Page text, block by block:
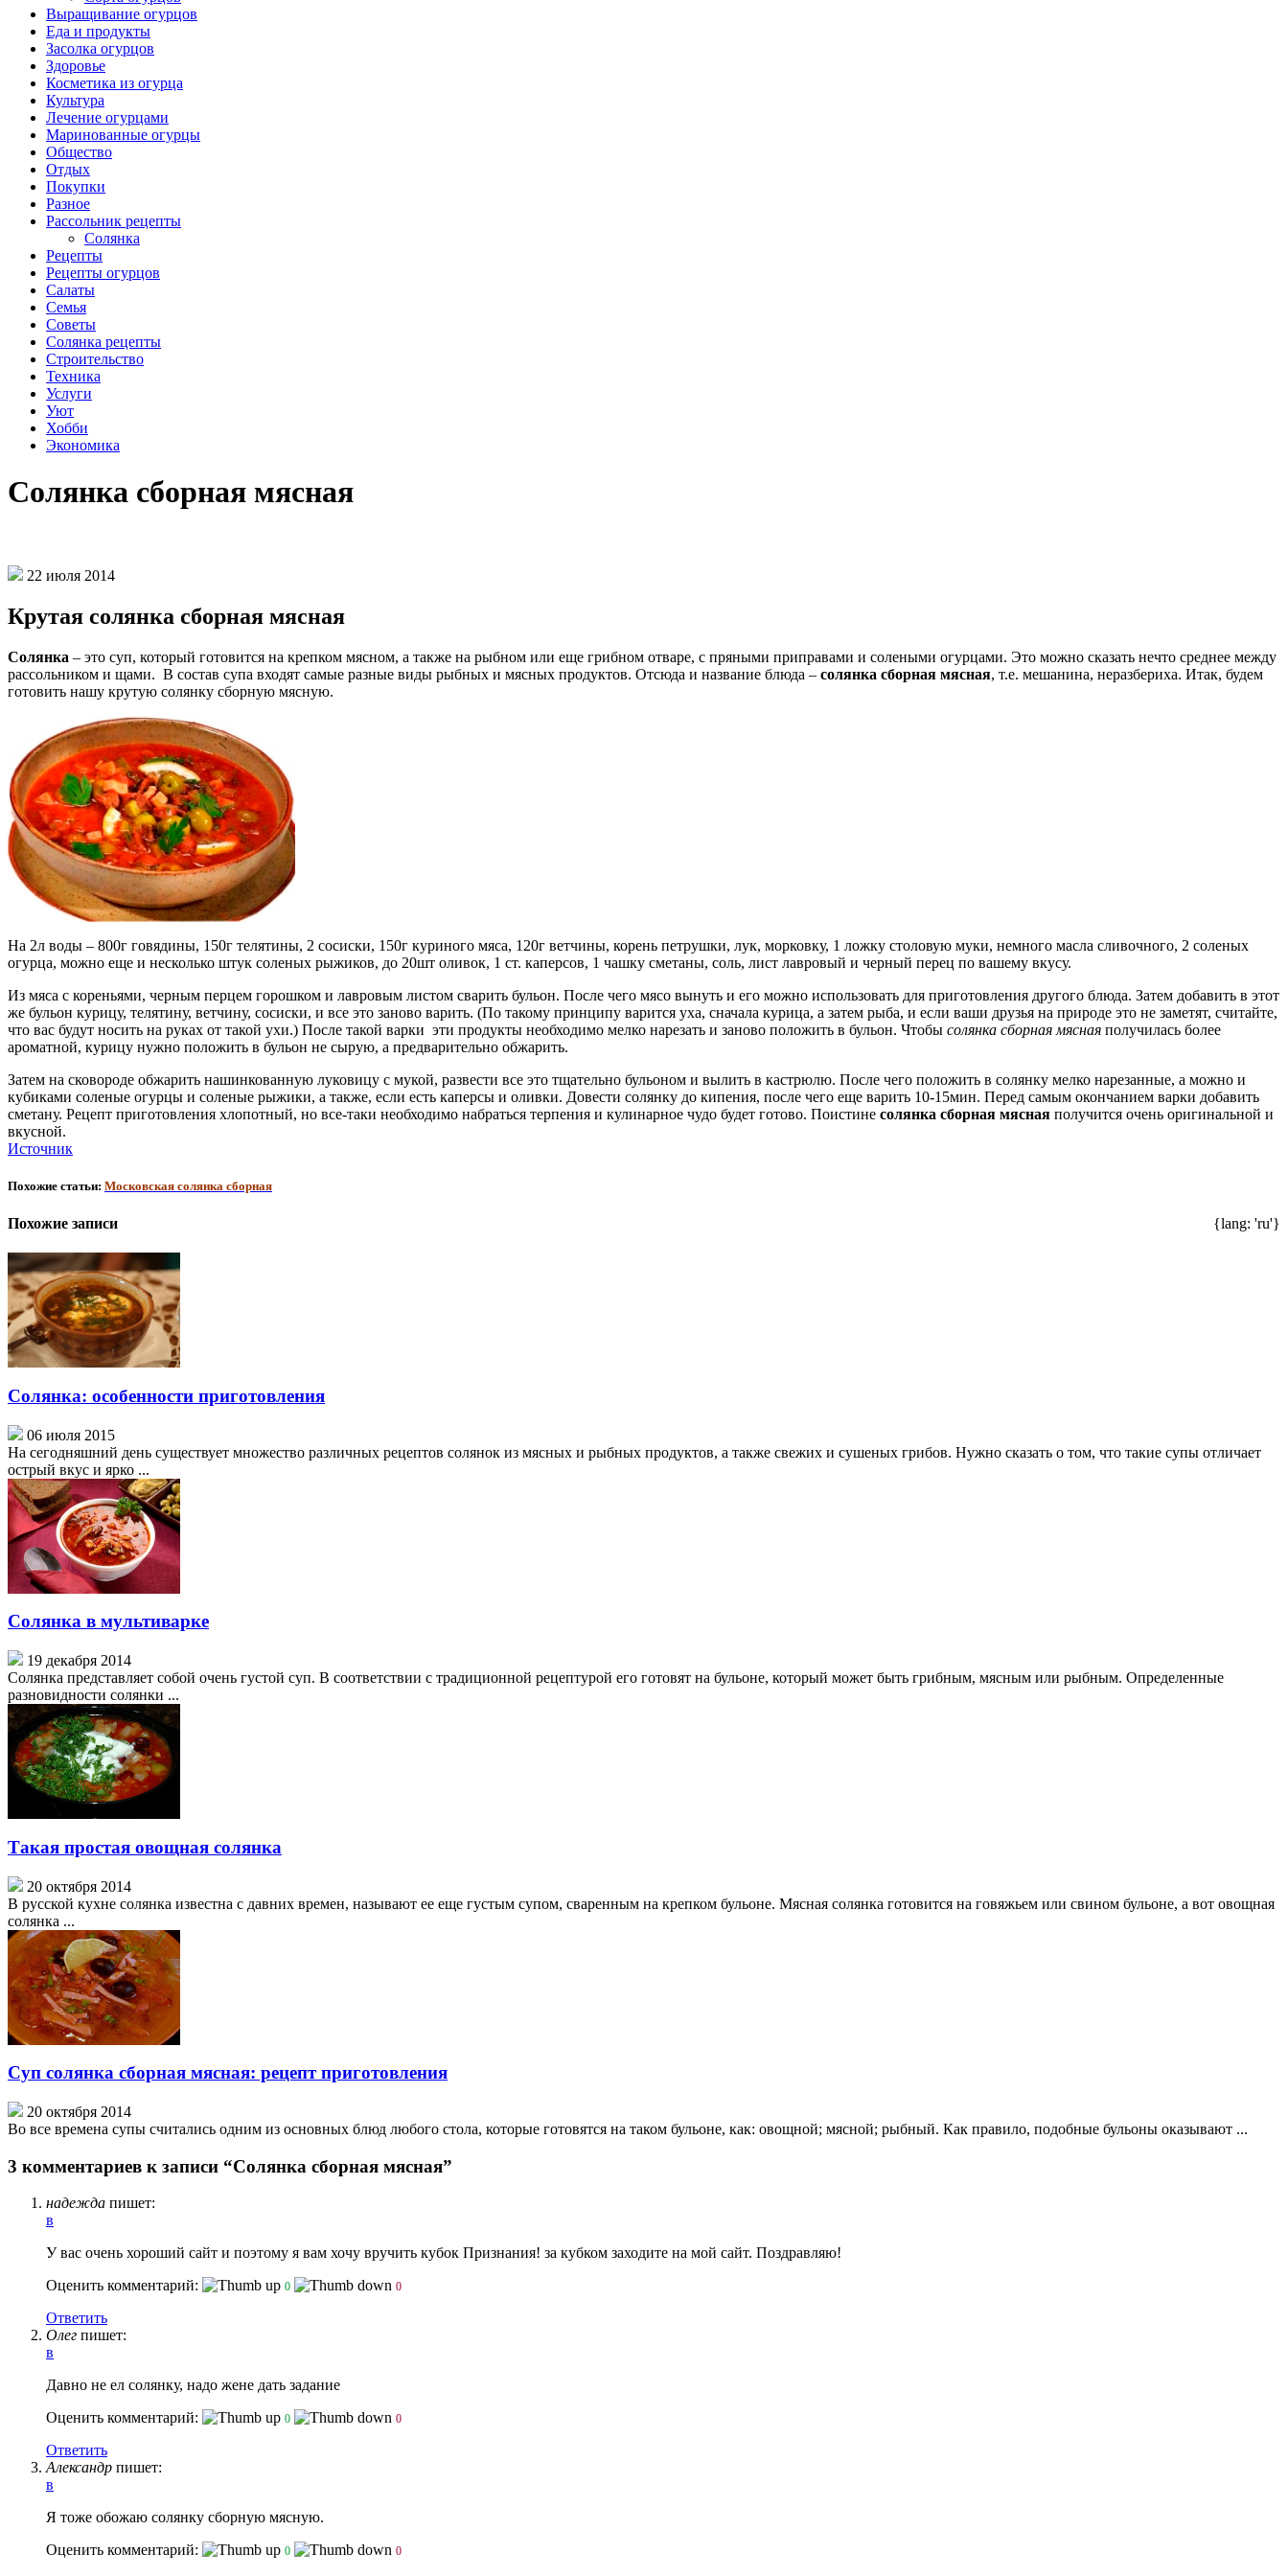
Выращивание огурцов
Еда и продукты
Засолка огурцов
Здоровье
Косметика из огурца
Культура
Лечение огурцами
Маринованные огурцы
Общество
Отдых
Покупки
Разное
Рассольник рецепты
Солянка
Рецепты
Рецепты огурцов
Салаты
Семья
Советы
Солянка рецепты
Строительство
Техника
Услуги
Уют
Хобби
Экономика
Солянка сборная мясная
22 июля 2014
Крутая солянка сборная мясная
Солянка – это суп, который готовится на крепком мясном, а также на рыбном или еще грибном отваре, с пряными приправами и солеными огурцами. Это можно сказать нечто среднее между
рассольником и щами. В состав супа входят самые разные виды рыбных и мясных продуктов. Отсюда и название блюда – солянка сборная мясная, т.е. мешанина, неразбериха. Итак, будем
готовить нашу крутую солянку сборную мясную.
На 2л воды – 800г говядины, 150г телятины, 2 сосиски, 150г куриного мяса, 120г ветчины, корень петрушки, лук, морковку, 1 ложку столовую муки, немного масла сливочного, 2 соленых
огурца, можно еще и несколько штук соленых рыжиков, до 20шт оливок, 1 ст. каперсов, 1 чашку сметаны, соль, лист лавровый и черный перец по вашему вкусу.
Из мяса с кореньями, черным перцем горошком и лавровым листом сварить бульон. После чего мясо вынуть и его можно использовать для приготовления другого блюда. Затем добавить в этот
же бульон курицу, телятину, ветчину, сосиски, и все это заново варить. (По такому принципу варится уха, сначала курица, а затем рыба, и если ваши друзья на природе это не заметят, считайте,
что вас будут носить на руках от такой ухи.) После такой варки эти продукты необходимо мелко нарезать и заново положить в бульон. Чтобы солянка сборная мясная получилась более
ароматной, курицу нужно положить в бульон не сырую, а предварительно обжарить.
Затем на сковороде обжарить нашинкованную луковицу с мукой, развести все это тщательно бульоном и вылить в кастрюлю. После чего положить в солянку мелко нарезанные, а можно и
кубиками соленые огурцы и соленые рыжики, а также, если есть каперсы и оливки. Довести солянку до кипения, после чего еще варить 10-15мин. Перед самым окончанием варки добавить
сметану. Рецепт приготовления хлопотный, но все-таки необходимо набраться терпения и кулинарное чудо будет готово. Поистине солянка сборная мясная получится очень оригинальной и
вкусной.
Источник
Похожие статьи: Московская солянка сборная
{lang: 'ru'}
Похожие записи
Солянка: особенности приготовления
06 июля 2015
На сегодняшний день существует множество различных рецептов солянок из мясных и рыбных продуктов, а также свежих и сушеных грибов. Нужно сказать о том, что такие супы отличает
острый вкус и ярко ...
Солянка в мультиварке
19 декабря 2014
Солянка представляет собой очень густой суп. В соответствии с традиционной рецептурой его готовят на бульоне, который может быть грибным, мясным или рыбным. Определенные
разновидности солянки ...
Такая простая овощная солянка
20 октября 2014
В русской кухне солянка известна с давних времен, называют ее еще густым супом, сваренным на крепком бульоне. Мясная солянка готовится на говяжьем или свином бульоне, а вот овощная
солянка ...
Суп солянка сборная мясная: рецепт приготовления
20 октября 2014
Во все времена супы считались одним из основных блюд любого стола, которые готовятся на таком бульоне, как: овощной; мясной; рыбный. Как правило, подобные бульоны оказывают ...
3 комментариев к записи “Солянка сборная мясная”
надежда пишет:
в
У вас очень хороший сайт и поэтому я вам хочу вручить кубок Признания! за кубком заходите на мой сайт. Поздравляю!
Оценить комментарий:
0 0
Ответить
Олег пишет:
в
Давно не ел солянку, надо жене дать задание
Оценить комментарий:
0 0
Ответить
Александр пишет:
в
Я тоже обожаю солянку сборную мясную.
Оценить комментарий:
0 0